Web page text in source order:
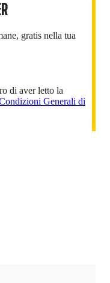
gratis nella tua
di aver letto la
Generali di